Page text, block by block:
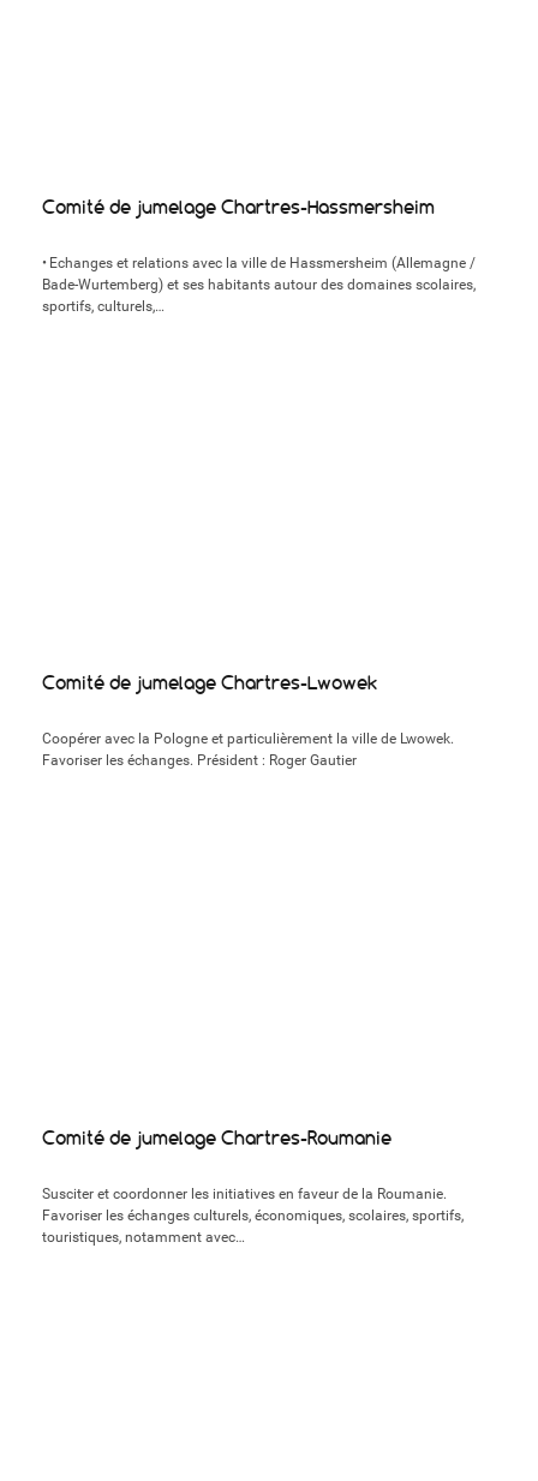
Comité de jumelage Chartres-Hassmersheim
• Echanges et relations avec la ville de Hassmersheim (Allemagne /
Bade-Wurtemberg) et ses habitants autour des domaines scolaires,
sportifs, culturels,…
Comité de jumelage Chartres-Lwowek
Coopérer avec la Pologne et particulièrement la ville de Lwowek.
Favoriser les échanges. Président : Roger Gautier
Comité de jumelage Chartres-Roumanie
Susciter et coordonner les initiatives en faveur de la Roumanie.
Favoriser les échanges culturels, économiques, scolaires, sportifs,
touristiques, notamment avec…